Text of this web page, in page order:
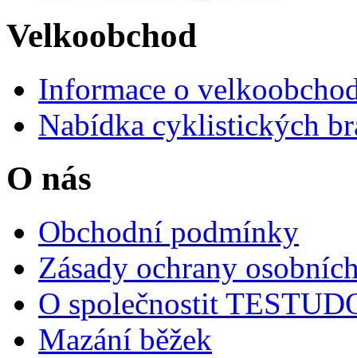
Velkoobchod
Informace o
Nabídka cyklistických
O nás
Obchodní podmínky
Zásady ochrany
O společnostit
Mazání běžek